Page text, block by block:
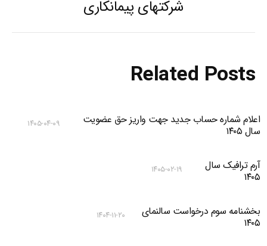
post:
شرکتهای پیمانکاری
Related Posts
اعلام شماره حساب جدید جهت واریز حق عضویت
سال ۱۴۰۵
۱۴۰۵-۰۴-۰۹
آرم ترافیک سال
۱۴۰۵
۱۴۰۵-۰۲-۱۹
بخشنامه سوم درخواست سالنمای
۱۴۰۵
۱۴۰۴-۱۱-۲۰